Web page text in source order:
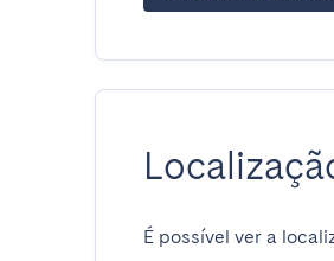
É possível ver a